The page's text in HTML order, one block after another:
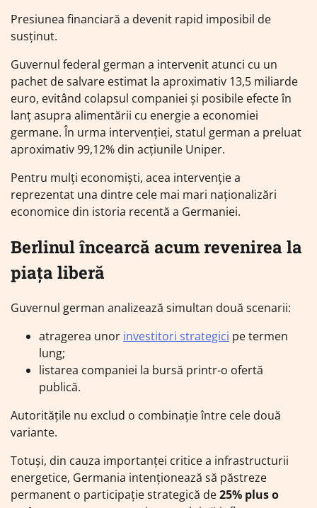
Presiunea financiară a devenit rapid imposibil de
susținut.
Guvernul federal german a intervenit atunci cu un
pachet de salvare estimat la aproximativ 13,5 miliarde
euro, evitând colapsul companiei și posibile efecte în
lanț asupra alimentării cu energie a economiei
germane. În urma intervenției, statul german a preluat
aproximativ 99,12% din acțiunile Uniper.
Pentru mulți economiști, acea intervenție a
reprezentat una dintre cele mai mari naționalizări
economice din istoria recentă a Germaniei.
Berlinul încearcă acum revenirea la
piața liberă
Guvernul german analizează simultan două scenarii:
atragerea unor investitori strategici pe termen
lung;
listarea companiei la bursă printr-o ofertă
publică.
Autoritățile nu exclud o combinație între cele două
variante.
Totuși, din cauza importanței critice a infrastructurii
energetice, Germania intenționează să păstreze
permanent o participație strategică de25% plus o